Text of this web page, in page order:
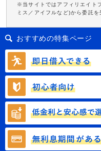
※当サイトではアフィリエイト
ミス／アイフルなど)から委託
おすすめの特集ページ